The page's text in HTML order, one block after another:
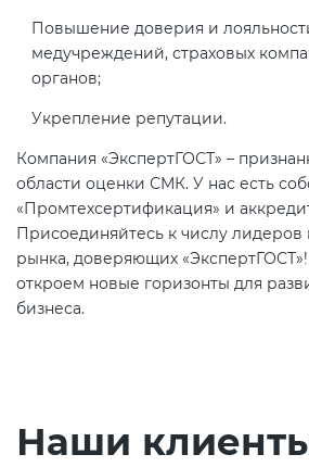
Повышение доверия и
медучреждений, страховых
органов;
Укрепление репутации.
Компания «ЭкспертГОСТ» –
области оценки СМК. У нас есть
«Промтехсертификация» и
Присоединяйтесь к числу
рынка, доверяющих
откроем новые горизонты для
бизнеса.
Наши